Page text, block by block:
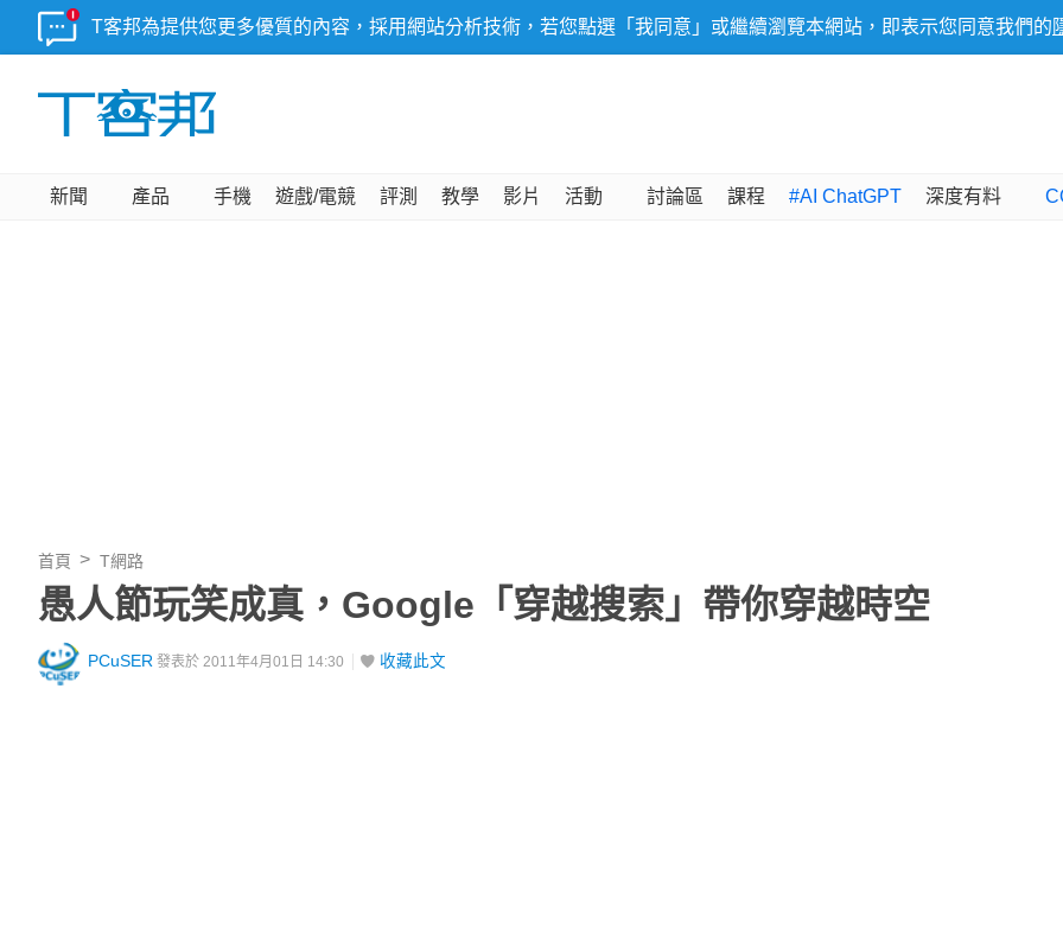
T客邦為提供您更多優質的內容，採用網站分析技術，若您點選「我同意」或繼續瀏覽本網站，即表示您同意我們的
新聞 產品 手機 遊戲/電競 評測 教學 影片 活動 討論區 課程 #AI ChatGPT 深度有料
首頁 T網路
愚人節玩笑成真，Google「穿越搜索」帶你穿越時空
PCuSER 發表於 2011年4月01日 14:30 收藏此文